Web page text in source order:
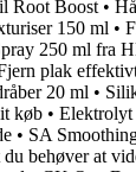
Root Boost •
150 ml •
250 ml fra
plak
20 ml •
køb • Elektrolyt
• SA
behøver at